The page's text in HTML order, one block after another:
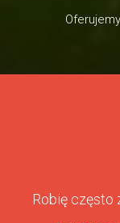
Robię często